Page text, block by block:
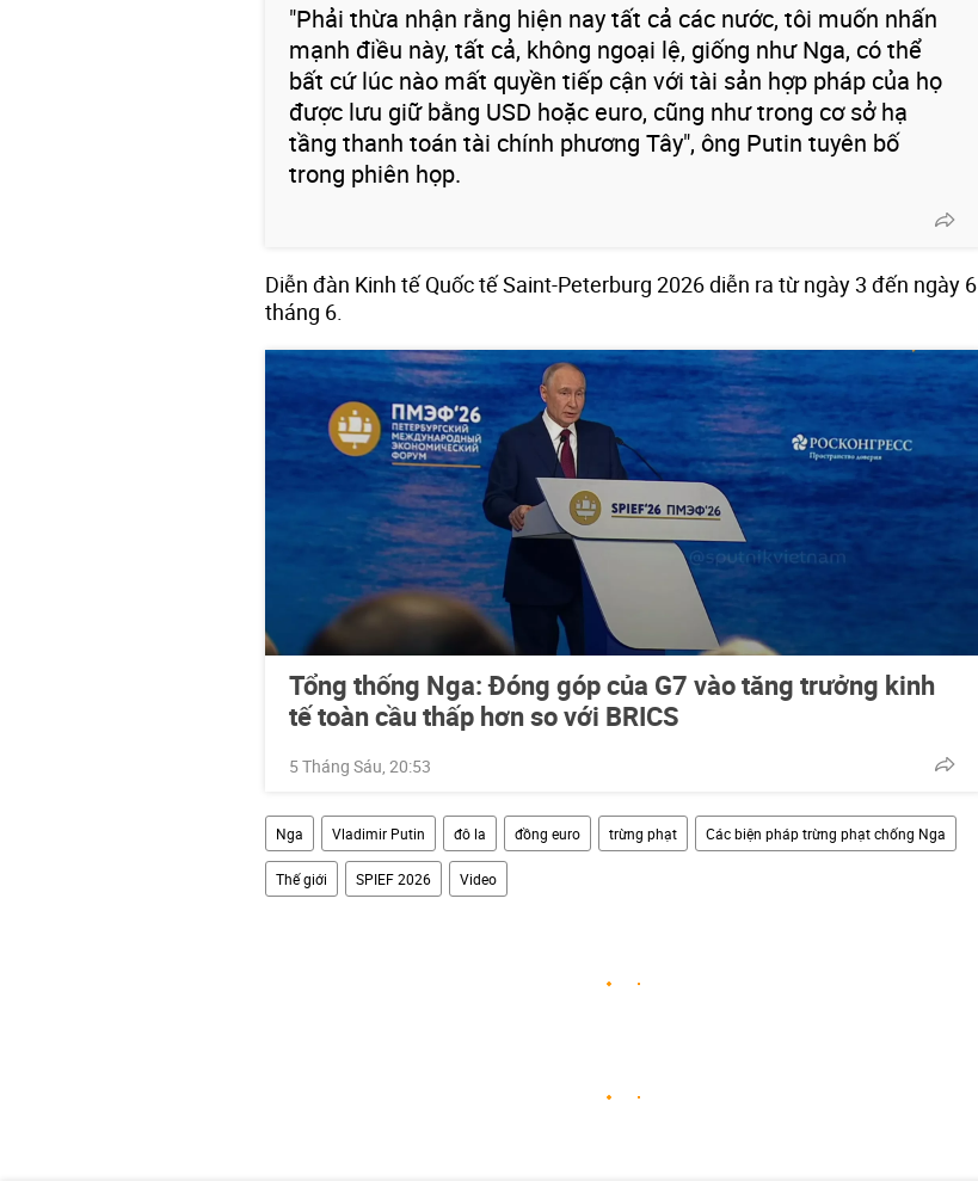
"Phải thừa nhận rằng hiện nay tất cả các nước, tôi muốn nhấn
mạnh điều này, tất cả, không ngoại lệ, giống như Nga, có thể
bất cứ lúc nào mất quyền tiếp cận với tài sản hợp pháp của họ
được lưu giữ bằng USD hoặc euro, cũng như trong cơ sở hạ
tầng thanh toán tài chính phương Tây", ông Putin tuyên bố
trong phiên họp.
Diễn đàn Kinh tế Quốc tế Saint-Peterburg 2026 diễn ra từ ngày 3 đến ngày 6
tháng 6.
Tổng thống Nga: Đóng góp của G7 vào tăng trưởng kinh
tế toàn cầu thấp hơn so với BRICS
5 Tháng Sáu, 20:53
Nga Vladimir Putin đô la đồng euro trừng phạt Các biện pháp trừng phạt chống Nga
Thế giới SPIEF 2026 Video